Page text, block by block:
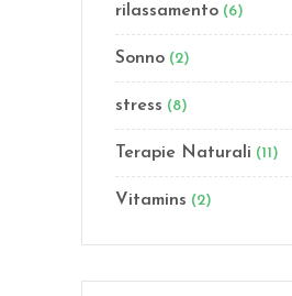
rilassamento (6)
Sonno (2)
stress (8)
Terapie Naturali (11)
Vitamins (2)